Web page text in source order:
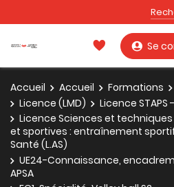
Se
Accueil Accueil Formations
Licence (LMD)
Licence
Licence Sciences et
et sportives : entraînement
Santé (L.AS)
UE24-Connaissance,
APSA